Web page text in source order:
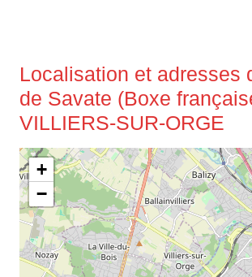
Localisation et adresses
de Savate (Boxe
VILLIERS-SUR-ORGE
+
−